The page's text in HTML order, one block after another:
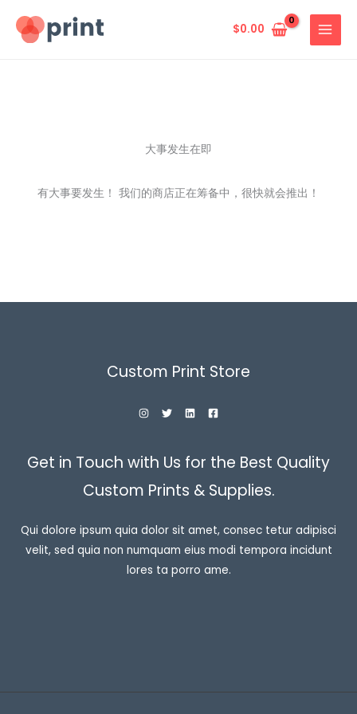
$0.00
大事发生在即
有大事要发生！ 我们的商店正在筹备中，很快就会推出！
Custom Print Store
Get in Touch with Us for the Best Quality
Custom Prints & Supplies.
Qui dolore ipsum quia dolor sit amet, consec tetur adipisci
velit, sed quia non numquam eius modi tempora incidunt
lores ta porro ame.